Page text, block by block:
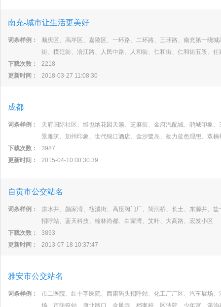
南充-城市让生活更美好
词条样例：
顺庆区、高坪区、嘉陵区、一环路、二环路、三环路、南充第一绕
街、模范街、涪江路、人民中路、人和街、仁和街、仁和街五段、任
下载次数：
2218
更新时间：
2018-03-27 11:08:30
成都
词条样例：
天府国际社区、维也纳花园天籁、芝麻街、金府汽配城、鹃城印象
景雅筑、加州印象、世代锦江酒店、金沙鹭岛、劲力蓝色理想、双
下载次数：
3987
更新时间：
2015-04-10 00:30:39
自贡市公交站名
词条样例：
凉水井、颜家湾、筱溪街、高压阀门厂、简洞桥、长土、东源井、
招呼站、蓝天科技、翰林尚都、白家湾、艾叶、大高路、宏发小区
下载次数：
3893
更新时间：
2013-07-18 10:37:47
雅安市公交站名
词条样例：
市二医院、红十字医院、西康码头招呼站、化工厂厂区、汽车展场
场、市防疫站、康北路口、金凤寺、档案校、区法院、少年宫、溪沟